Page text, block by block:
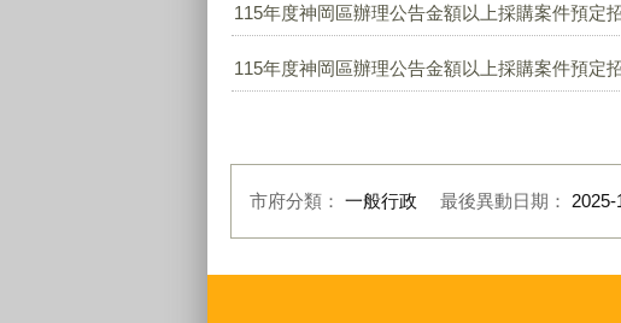
115年度神岡區辦理公告金額以上採購案件預定
115年度神岡區辦理公告金額以上採購案件預定
市府分類： 一般行政 最後異動日期： 2025-